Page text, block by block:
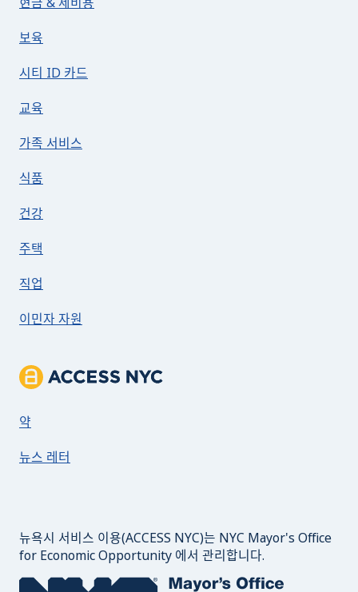
보육
시티 ID 카드
교육
가족 서비스
식품
건강
주택
직업
이민자 자원
ACCESS NYC 소개
약
뉴스 레터
뉴욕시 서비스 이용(ACCESS NYC)는 NYC Mayor's Office
for Economic Opportunity 에서 관리합니다.